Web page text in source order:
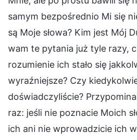
samym bezpośrednio Mi się
są Moje słowa? Kim jest Mój
wam te pytania już tyle razy,
rozumienie ich stało się
wyraźniejsze? Czy
doświadczyliście?
raz: jeśli nie poznacie Moich
ich ani nie wprowadzicie ich